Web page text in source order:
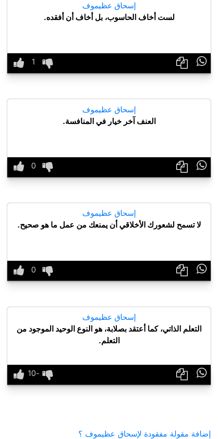
إسحاق عظيموف
لست أخاف الحاسوب، بل أخاف أن أفقده.

إسحاق عظيموف
العنف آخر خيار في المنافسة.

إسحاق عظيموف
لا تسمح لشعورك الأخلاقي أن يمنعك من عمل ما هو صحيح.

إسحاق عظيموف
التعلم الذاتي، كما أعتقد بصلابة، هو النوع الوحيد الموجود من
التعلم.

إضافة مقولة مفقودة لإسحاق عظيموف ؟